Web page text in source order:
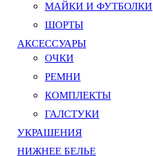
МАЙКИ И ФУТБОЛКИ
ШОРТЫ
АКСЕССУАРЫ
ОЧКИ
РЕМНИ
КОМПЛЕКТЫ
ГАЛСТУКИ
УКРАШЕНИЯ
НИЖНЕЕ БЕЛЬЕ